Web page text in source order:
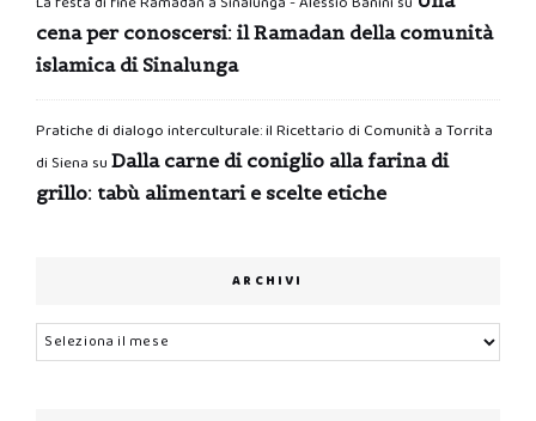
cena per conoscersi: il Ramadan della comunità
islamica di Sinalunga
Pratiche di dialogo interculturale: il Ricettario di Comunità a Torrita
di Siena su Dalla carne di coniglio alla farina di
grillo: tabù alimentari e scelte etiche
ARCHIVI
Archivi